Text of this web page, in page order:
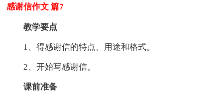
感谢信作文 篇7
教学要点
1、得感谢信的特点、用途和格式。
2、开始写感谢信。
课前准备